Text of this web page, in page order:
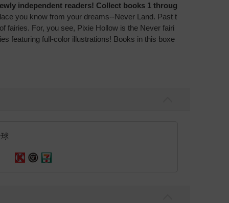
independent readers! Collect books 1 throug
you know from your dreams--Never Land. Past t
fairies. For, you see, Pixie Hollow is the Never fairi
featuring full-color illustrations! Books in this boxe